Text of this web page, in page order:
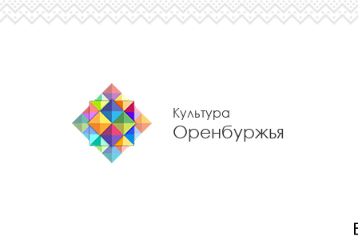
Культура
Оренбуржья